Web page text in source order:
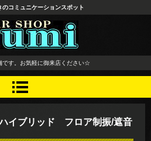
野市 タイヤ ホ
ドニング カーオ
レカロシート
のコミュニケーションスポット
です。お気軽に御来店ください☆
イブリッド フロア制振/遮音